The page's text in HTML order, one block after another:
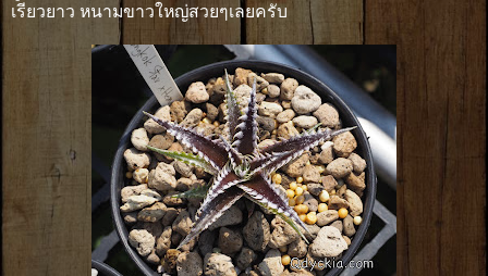
เรียวยาว หนามขาวใหญ่สวยๆเลยครับ